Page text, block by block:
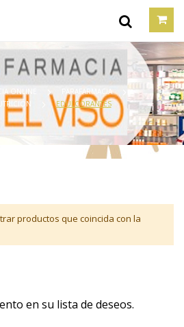
ONLINE
PARAFARMACIA
EDULCORANTES
productos que coincida con la
en su lista de deseos.